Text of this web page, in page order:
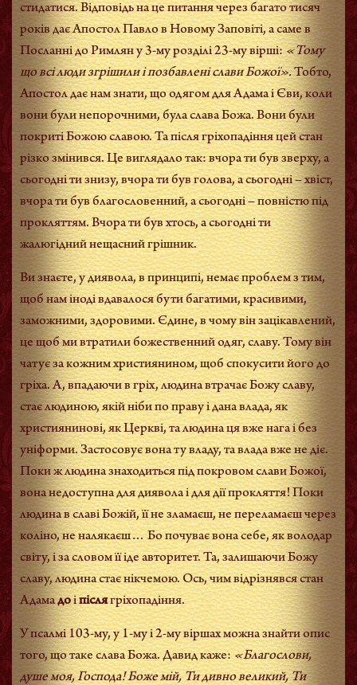
стидатися. Відповідь на це питання через багато тисяч
років дає Апостол Павло в Новому Заповіті, а саме в
Посланні до Римлян у 3-му розділі 23-му вірші:«Тому
що всі люди згрішили і позбавлені слави Божої».Тобто,
Апостол дає нам знати, що одягом для Адама і Єви, коли
вони були непорочними, була слава Божа. Вони були
покриті Божою славою. Та після гріхопадіння цей стан
різко змінився. Це виглядало так: вчора ти був зверху, а
сьогодні ти знизу, вчора ти був голова, а сьогодні – хвіст,
вчора ти був благословенний, а сьогодні – повністю під
прокляттям. Вчора ти був хтось, а сьогодні ти
жалюгідний нещасний грішник.
Ви знаєте, у диявола, в принципі, немає проблем з тим,
щоб нам іноді вдавалося бути багатими, красивими,
заможними, здоровими. Єдине, в чому він зацікавлений,
це щоб ми втратили божественний одяг, славу. Тому він
чатує за кожним християнином, щоб спокусити його до
гріха. А, впадаючи в гріх, людина втрачає Божу славу,
стає людиною, якій ніби по праву і дана влада, як
християнинові, як Церкві, та людина ця вже нага і без
уніформи. Застосовує вона ту владу, та влада вже не діє.
Поки ж людина знаходиться під покровом слави Божої,
вона недоступна для диявола і для дії прокляття! Поки
людина в славі Божій, її не зламаєш, не переламаєш через
коліно, не налякаєш… Бо почуває вона себе, як володар
світу, і за словом її іде авторитет. Та, залишаючи Божу
славу, людина стає нікчемою. Ось, чим відрізнявся стан
Адамадоіпіслягріхопадіння.
У псалмі 103-му, у 1-му і 2-му віршах можна знайти опис
того, що таке слава Божа. Давид каже:«Благослови,
душе моя, Господа! Боже мій, Ти дивно великий, Ти